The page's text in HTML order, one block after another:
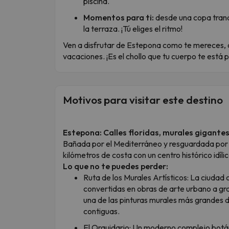
Momentos para ti: desde una copa
la terraza. ¡Tú eliges el ritmo!
Ven a disfrutar de Estepona como te
vacaciones. ¡Es el chollo que tu cuerpo te está
Motivos para visitar este destino
Estepona: Calles floridas, murales
Bañada por el Mediterráneo y resguardada
kilómetros de costa con un centro histórico
Lo que no te puedes perder:
Ruta de los Murales Artísticos: La
convertidas en obras de arte urbano a
una de las pinturas murales más
contiguas.